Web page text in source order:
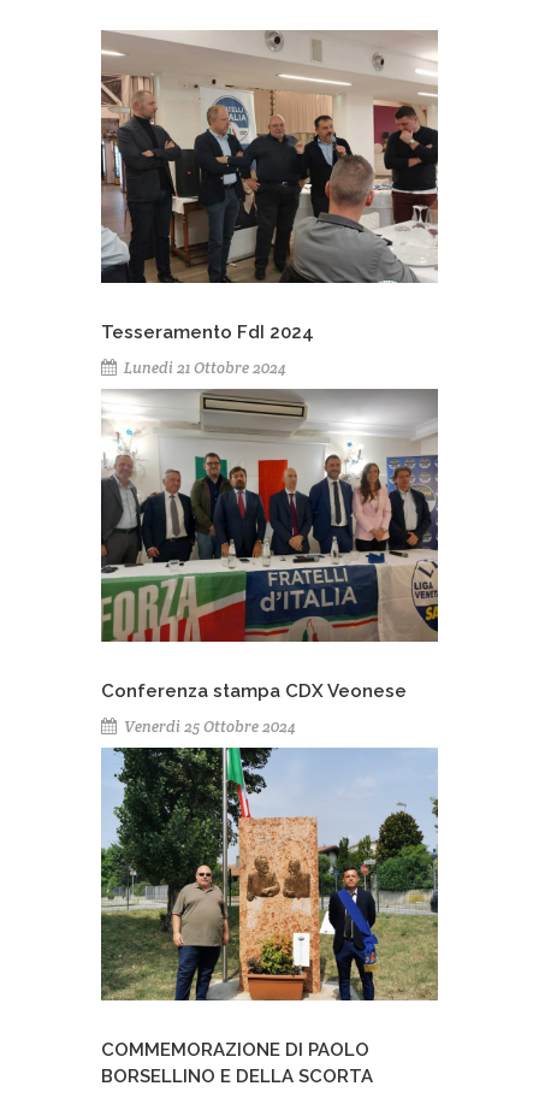
Tesseramento FdI 2024
Lunedì 21 Ottobre 2024
Conferenza stampa CDX Veonese
Venerdì 25 Ottobre 2024
COMMEMORAZIONE DI PAOLO
BORSELLINO E DELLA SCORTA